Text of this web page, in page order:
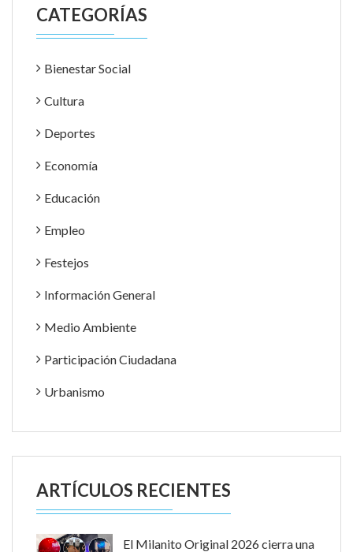
CATEGORÍAS
Bienestar Social
Cultura
Deportes
Economía
Educación
Empleo
Festejos
Información General
Medio Ambiente
Participación Ciudadana
Urbanismo
ARTÍCULOS RECIENTES
El Milanito Original 2026 cierra una